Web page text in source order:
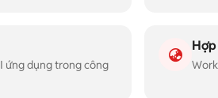
ứng dụng trong công